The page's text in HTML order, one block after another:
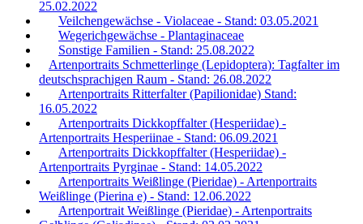
25.02.2022
Veilchengewächse - Violaceae - Stand: 03.05.2021
Wegerichgewächse - Plantaginaceae
Sonstige Familien - Stand: 25.08.2022
Artenportraits Schmetterlinge (Lepidoptera): Tagfalter im
deutschsprachigen Raum - Stand: 26.08.2022
Artenportraits Ritterfalter (Papilionidae) Stand:
16.05.2022
Artenportraits Dickkopffalter (Hesperiidae) -
Artenportraits Hesperiinae - Stand: 06.09.2021
Artenportraits Dickkopffalter (Hesperiidae) -
Artenportraits Pyrginae - Stand: 14.05.2022
Artenportraits Weißlinge (Pieridae) - Artenportraits
Weißlinge (Pierina e) - Stand: 12.06.2022
Artenportrait Weißlinge (Pieridae) - Artenportraits